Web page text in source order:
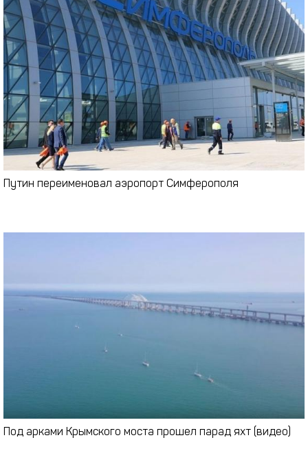
Путин переименовал аэропорт Симферополя
Под арками Крымского моста прошел парад яхт (видео)